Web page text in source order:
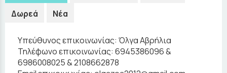
Δωρεά
Νέα
Υπεύθυνος επικοινωνίας: Όλγα Αβρήλια
Τηλέφωνο επικοινωνίας: 6945386096 &
6986008025 & 2108662878